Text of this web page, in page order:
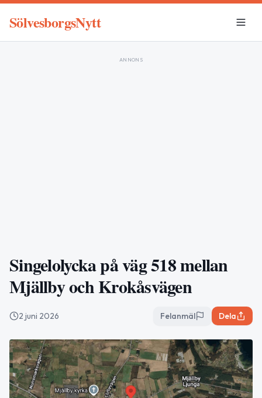
SölvesborgsNytt
ANNONS
Singelolycka på väg 518 mellan
Mjällby och Krokåsvägen
2 juni 2026 Felanmäl Dela